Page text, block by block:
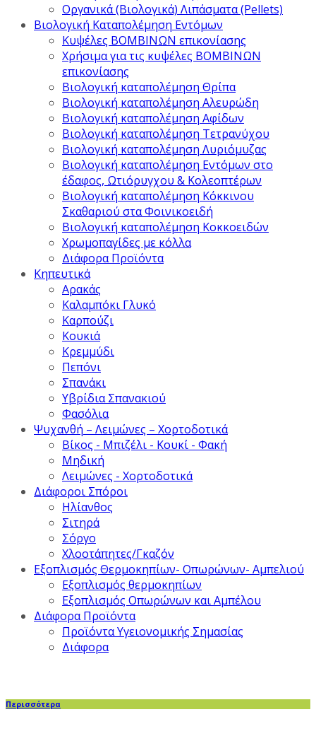
Οργανικά (Βιολογικά) Λιπάσματα (Pellets)
Βιολογική Καταπολέμηση Εντόμων
Κυψέλες ΒΟΜΒΙΝΩΝ επικονίασης
Χρήσιμα για τις κυψέλες ΒΟΜΒΙΝΩΝ
επικονίασης
Βιολογική καταπολέμηση Θρίπα
Βιολογική καταπολέμηση Αλευρώδη
Βιολογική καταπολέμηση Αφίδων
Βιολογική καταπολέμηση Τετρανύχου
Βιολογική καταπολέμηση Λυριόμυζας
Βιολογική καταπολέμηση Εντόμων στο
έδαφος, Ωτιόρυγχου & Κολεοπτέρων
Βιολογική καταπολέμηση Κόκκινου
Σκαθαριού στα Φοινικοειδή
Βιολογική καταπολέμηση Κοκκοειδών
Χρωμοπαγίδες με κόλλα
Διάφορα Προϊόντα
Κηπευτικά
Αρακάς
Καλαμπόκι Γλυκό
Καρπούζι
Κουκιά
Κρεμμύδι
Πεπόνι
Σπανάκι
Υβρίδια Σπανακιού
Φασόλια
Ψυχανθή – Λειμώνες – Χορτοδοτικά
Βίκος - Μπιζέλι - Κουκί - Φακή
Μηδική
Λειμώνες - Χορτοδοτικά
Διάφοροι Σπόροι
Ηλίανθος
Σιτηρά
Σόργο
Χλοοτάπητες/Γκαζόν
Εξοπλισμός Θερμοκηπίων- Οπωρώνων- Αμπελιού
Εξοπλισμός θερμοκηπίων
Εξοπλισμός Οπωρώνων και Αμπέλου
Διάφορα Προϊόντα
Προϊόντα Υγειονομικής Σημασίας
Διάφορα
Περισσότερα